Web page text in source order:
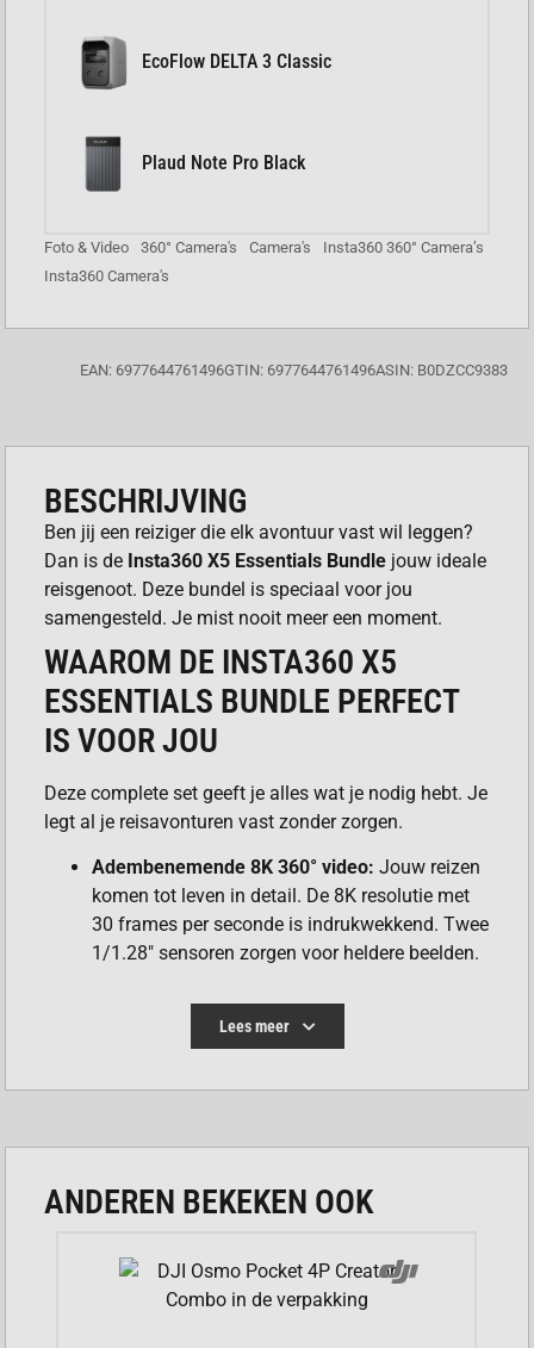
EcoFlow DELTA 3 Classic
Plaud Note Pro Black
Foto & Video 360° Camera's Camera's
Insta360 360° Camera’s
Insta360 Camera's
EAN: 6977644761496GTIN: 6977644761496ASIN: B0DZCC9383
BESCHRIJVING
Ben jij een reiziger die elk avontuur vast wil leggen?
Dan is de Insta360 X5 Essentials Bundle jouw ideale
reisgenoot. Deze bundel is speciaal voor jou
samengesteld. Je mist nooit meer een moment.
WAAROM DE INSTA360 X5
ESSENTIALS BUNDLE PERFECT
IS VOOR JOU
Deze complete set geeft je alles wat je nodig hebt. Je
legt al je reisavonturen vast zonder zorgen.
Adembenemende 8K 360° video: Jouw reizen
komen tot leven in detail. De 8K resolutie met
30 frames per seconde is indrukwekkend. Twee
1/1.28″ sensoren zorgen voor heldere beelden.
Superieure prestaties bij weinig licht:
geavanceerde PureVideo-modus is ideaal. Ook
opnames. Ruis wordt tot een minimum beperkt.
selfiestick (114 cm):Maak unieke beelden
shots zonder dat de stick zichtbaar is.
Slimme InstaFrame-modus:Film tegelijkertijd
Lees meer
ANDEREN BEKEKEN OOK